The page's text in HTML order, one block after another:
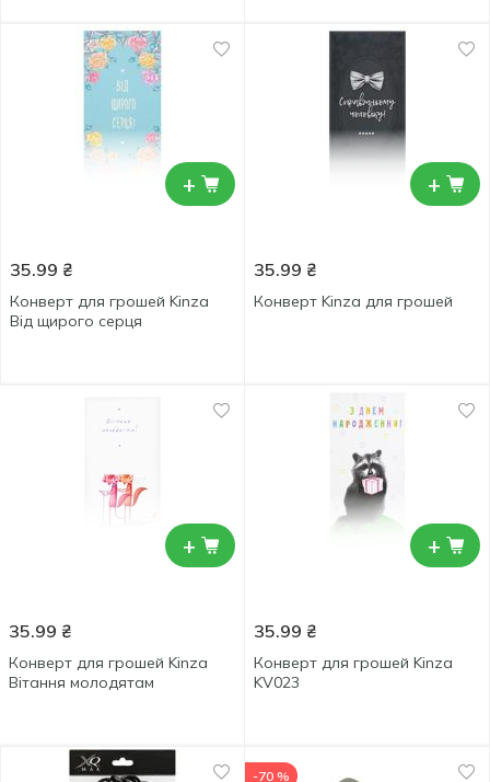
+
35.99 ₴
Конверт для грошей Kinza
Від щирого серця
+
35.99 ₴
Конверт Kinza для грошей
+
35.99 ₴
Конверт для грошей Kinza
Вітання молодятам
+
35.99 ₴
Конверт для грошей Kinza
KV023
-70 %